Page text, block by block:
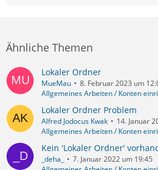
Ähnliche Themen
Lokaler Ordner
MueMau
8. Februar 2023 um
Allgemeines Arbeiten / Konten
Lokaler Ordner Problem
Alfred Jodocus Kwak
14. Januar
Allgemeines Arbeiten / Konten
Kein 'Lokaler Ordner'
_deha_
7. Januar 2022 um 19:45